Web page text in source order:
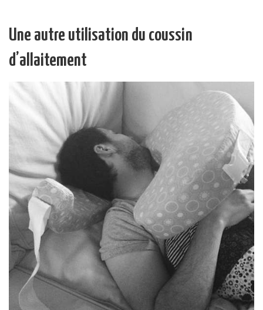
Une autre utilisation du coussin
d’allaitement